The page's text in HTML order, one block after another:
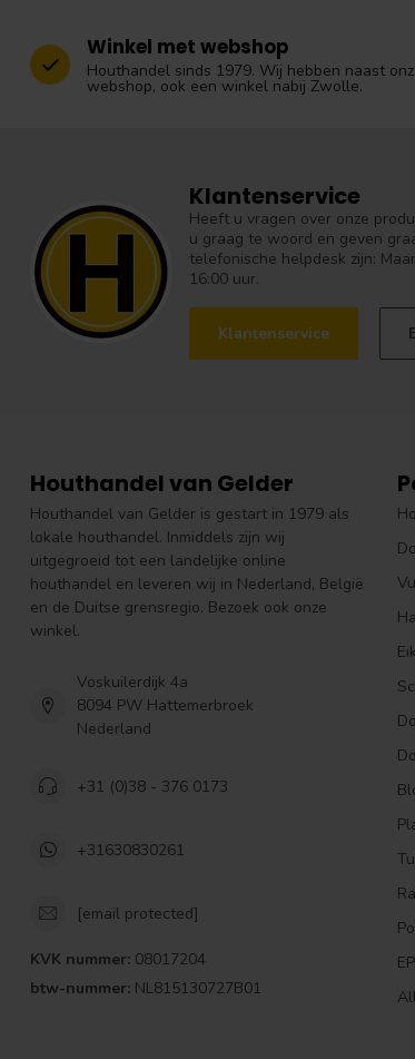
Winkel met webshop
Houthandel sinds 1979. Wij hebben naast
webshop, ook een winkel nabij Zwolle.
Klantenservice
Heeft u vragen over onze
u graag te woord en geven
telefonische helpdesk zijn:
16:00 uur.
Klantenservice
Houthandel van Gelder
Houthandel van Gelder is gestart in 1979 als
lokale houthandel. Inmiddels zijn wij
uitgegroeid tot een landelijke online
houthandel en leveren wij in Nederland, België
en de Duitse grensregio. Bezoek ook onze
winkel.
Voskuilerdijk 4a
8094 PW Hattemerbroek
Nederland
+31 (0)38 - 376 0173
+31630830261
[email protected]
KVK nummer: 08017204
btw-nummer: NL815130727B01